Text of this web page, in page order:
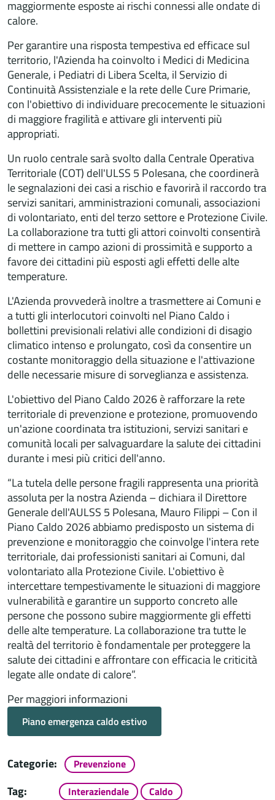
maggiormente esposte ai rischi connessi alle ondate di
calore.
Per garantire una risposta tempestiva ed efficace sul
territorio, l'Azienda ha coinvolto i Medici di Medicina
Generale, i Pediatri di Libera Scelta, il Servizio di
Continuità Assistenziale e la rete delle Cure Primarie,
con l'obiettivo di individuare precocemente le situazioni
di maggiore fragilità e attivare gli interventi più
appropriati.
Un ruolo centrale sarà svolto dalla Centrale Operativa
Territoriale (COT) dell'ULSS 5 Polesana, che coordinerà
le segnalazioni dei casi a rischio e favorirà il raccordo tra
servizi sanitari, amministrazioni comunali, associazioni
di volontariato, enti del terzo settore e Protezione Civile.
La collaborazione tra tutti gli attori coinvolti consentirà
di mettere in campo azioni di prossimità e supporto a
favore dei cittadini più esposti agli effetti delle alte
temperature.
L'Azienda provvederà inoltre a trasmettere ai Comuni e
a tutti gli interlocutori coinvolti nel Piano Caldo i
bollettini previsionali relativi alle condizioni di disagio
climatico intenso e prolungato, così da consentire un
costante monitoraggio della situazione e l'attivazione
delle necessarie misure di sorveglianza e assistenza.
L'obiettivo del Piano Caldo 2026 è rafforzare la rete
territoriale di prevenzione e protezione, promuovendo
un'azione coordinata tra istituzioni, servizi sanitari e
comunità locali per salvaguardare la salute dei cittadini
durante i mesi più critici dell'anno.
“La tutela delle persone fragili rappresenta una priorità
assoluta per la nostra Azienda – dichiara il Direttore
Generale dell'AULSS 5 Polesana, Mauro Filippi – Con il
Piano Caldo 2026 abbiamo predisposto un sistema di
prevenzione e monitoraggio che coinvolge l'intera rete
territoriale, dai professionisti sanitari ai Comuni, dal
volontariato alla Protezione Civile. L'obiettivo è
intercettare tempestivamente le situazioni di maggiore
vulnerabilità e garantire un supporto concreto alle
persone che possono subire maggiormente gli effetti
delle alte temperature. La collaborazione tra tutte le
realtà del territorio è fondamentale per proteggere la
salute dei cittadini e affrontare con efficacia le criticità
legate alle ondate di calore”.
Per maggiori informazioni
Piano emergenza caldo estivo
Categorie: Prevenzione
Tag: Interaziendale Caldo